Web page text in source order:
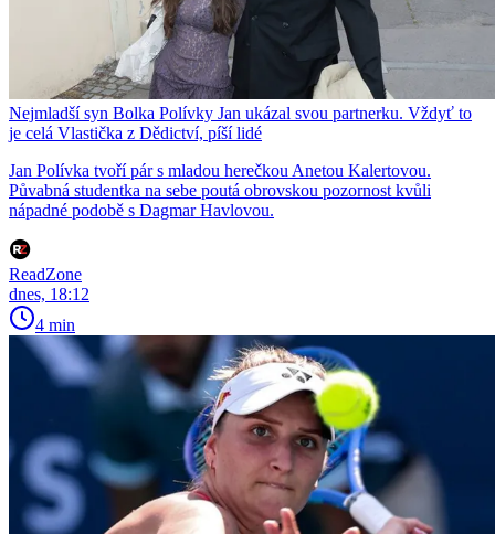
Nejmladší syn Bolka Polívky Jan ukázal svou partnerku. Vždyť to
je celá Vlastička z Dědictví, píší lidé
Jan Polívka tvoří pár s mladou herečkou Anetou Kalertovou.
Půvabná studentka na sebe poutá obrovskou pozornost kvůli
nápadné podobě s Dagmar Havlovou.
ReadZone
dnes, 18:12
4 min